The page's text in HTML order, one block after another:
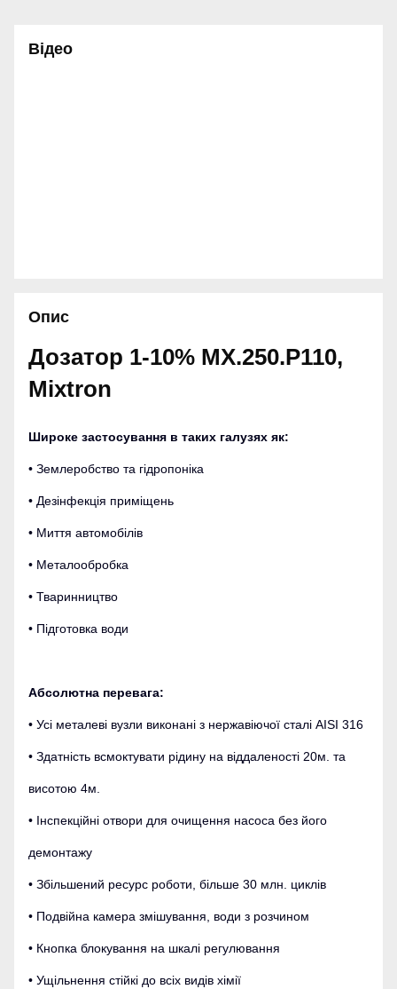
Відео
Опис
Дозатор 1-10% MX.250.P110,
Mixtron
Широке застосування в таких галузях як:
• Землеробство та гідропоніка
• Дезінфекція приміщень
• Миття автомобілів
• Металообробка
• Тваринництво
• Підготовка води
Абсолютна перевага:
• Усі металеві вузли виконані з нержавіючої сталі AISI 316
• Здатність всмоктувати рідину на віддаленості 20м. та
висотою 4м.
• Інспекційні отвори для очищення насоса без його
демонтажу
• Збільшений ресурс роботи, більше 30 млн. циклів
• Подвійна камера змішування, води з розчином
• Кнопка блокування на шкалі регулювання
• Ущільнення стійкі до всіх видів хімії